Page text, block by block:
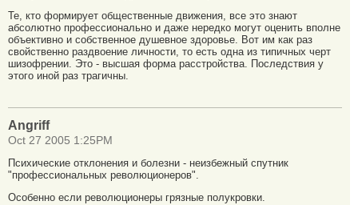
Те, кто формирует общественные движения, все это знают
абсолютно профессионально и даже нередко могут оценить вполне
объективно и собственное душевное здоровье. Вот им как раз
свойственно раздвоение личности, то есть одна из типичных черт
шизофрении. Это - высшая форма расстройства. Последствия у
этого иной раз трагичны.
Angriff
Oct 27 2005 1:25PM
Психические отклонения и болезни - неизбежный спутник
"профессиональных революционеров".
Особенно если революционеры грязные полукровки.